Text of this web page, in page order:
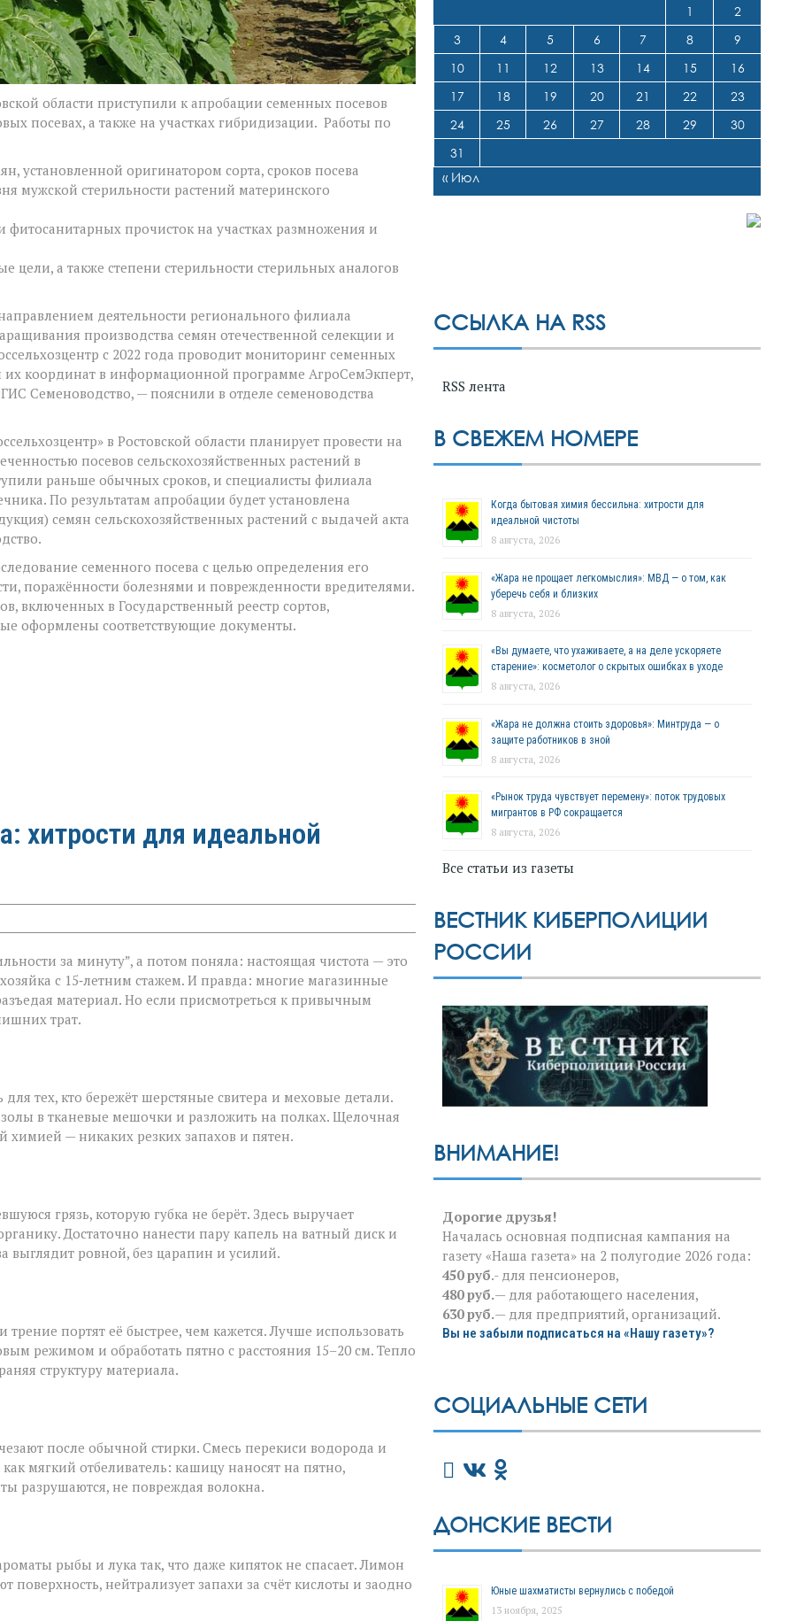
области приступили к апробации семенных посевов
посевах, а также на участках гибридизации. Работы по
установленной оригинатором сорта, сроков посева
мужской стерильности растений материнского
фитосанитарных прочисток на участках размножения и
цели, а также степени стерильности стерильных аналогов
деятельности регионального филиала
производства семян отечественной селекции и
с 2022 года проводит мониторинг семенных
их координат в информационной программе АгроСемЭкперт,
Семеноводство, — пояснили в отделе семеноводства
в Ростовской области планирует провести на
посевов сельскохозяйственных растений в
раньше обычных сроков, и специалисты филиала
По результатам апробации будет установлена
семян сельскохозяйственных растений с выдачей акта
семенного посева с целью определения его
поражённости болезнями и поврежденности вредителями.
включенных в Государственный реестр сортов,
оформлены соответствующие документы.
хитрости для идеальной
за минуту”, а потом поняла: настоящая чистота — это
с 15‑летним стажем. И правда: многие магазинные
материал. Но если присмотреться к привычным
трат.
тех, кто бережёт шерстяные свитера и меховые детали.
в тканевые мешочки и разложить на полках. Щелочная
химией — никаких резких запахов и пятен.
грязь, которую губка не берёт. Здесь выручает
Достаточно нанести пару капель на ватный диск и
выглядит ровной, без царапин и усилий.
портят её быстрее, чем кажется. Лучше использовать
режимом и обработать пятно с расстояния 15–20 см. Тепло
структуру материала.
после обычной стирки. Смесь перекиси водорода и
мягкий отбеливатель: кашицу наносят на пятно,
разрушаются, не повреждая волокна.
рыбы и лука так, что даже кипяток не спасает. Лимон
поверхность, нейтрализует запахи за счёт кислоты и заодно
1
2
3
4 5 6 7 8
9
10
11 12 13 14 15
16
17
18 19 20 21 22
23
24
25 26 27 28 29
30
31
« Июл
ССЫЛКА НА RSS
RSS лента
В СВЕЖЕМ НОМЕРЕ
Когда бытовая химия бессильна: хитрости для
идеальной чистоты
8 августа, 2026
«Жара не прощает легкомыслия»: МВД — о том, как
уберечь себя и близких
8 августа, 2026
«Вы думаете, что ухаживаете, а на деле ускоряете
старение»: косметолог о скрытых ошибках в уходе
8 августа, 2026
«Жара не должна стоить здоровья»: Минтруда — о
защите работников в зной
8 августа, 2026
«Рынок труда чувствует перемену»: поток трудовых
мигрантов в РФ сокращается
8 августа, 2026
Все статьи из газеты
ВЕСТНИК КИБЕРПОЛИЦИИ
РОССИИ
ВНИМАНИЕ!
Дорогие друзья!
Началась основная подписная кампания на
газету «Наша газета» на 2 полугодие 2026 года:
450 руб.- для пенсионеров,
480 руб.— для работающего населения,
630 руб.— для предприятий, организаций.
Вы не забыли подписаться на «Нашу газету»?
СОЦИАЛЬНЫЕ СЕТИ
ДОНСКИЕ ВЕСТИ
Юные шахматисты вернулись с победой
13 ноября, 2025